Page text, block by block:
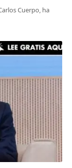
Cuerpo, ha